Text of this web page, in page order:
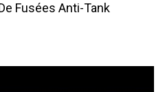
Fusées Anti-Tank